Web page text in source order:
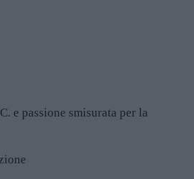
e passione smisurata per la